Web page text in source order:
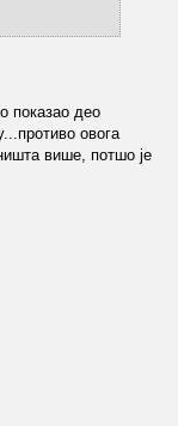
показао део
овога
више, потшо је